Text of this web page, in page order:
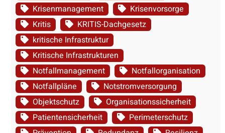
Krisenmanagement
Krisenvorsorge
Kritis
KRITIS-Dachgesetz
kritische Infrastruktur
Kritische Infrastrukturen
Notfallmanagement
Notfallorganisation
Notfallpläne
Notstromversorgung
Objektschutz
Organisationssicherheit
Patientensicherheit
Perimeterschutz